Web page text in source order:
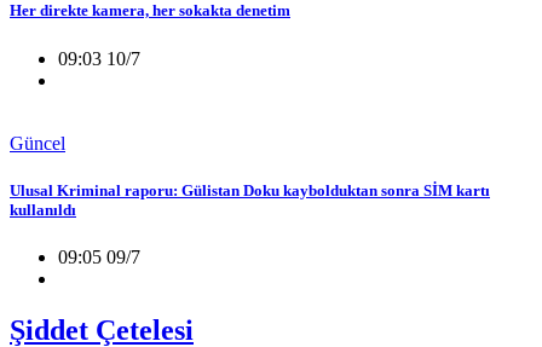
Her direkte kamera, her sokakta denetim
09:03 10/7
Güncel
Ulusal Kriminal raporu: Gülistan Doku kaybolduktan sonra SİM kartı
kullanıldı
09:05 09/7
Şiddet Çetelesi